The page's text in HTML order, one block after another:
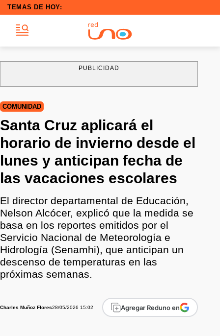
TEMAS DE HOY:
PUBLICIDAD
COMUNIDAD
Santa Cruz aplicará el
horario de invierno desde el
lunes y anticipan fecha de
las vacaciones escolares
El director departamental de Educación,
Nelson Alcócer, explicó que la medida se
basa en los reportes emitidos por el
Servicio Nacional de Meteorología e
Hidrología (Senamhi), que anticipan un
descenso de temperaturas en las
próximas semanas.
Charles Muñoz Flores28/05/2026 15:02 Agregar Reduno en